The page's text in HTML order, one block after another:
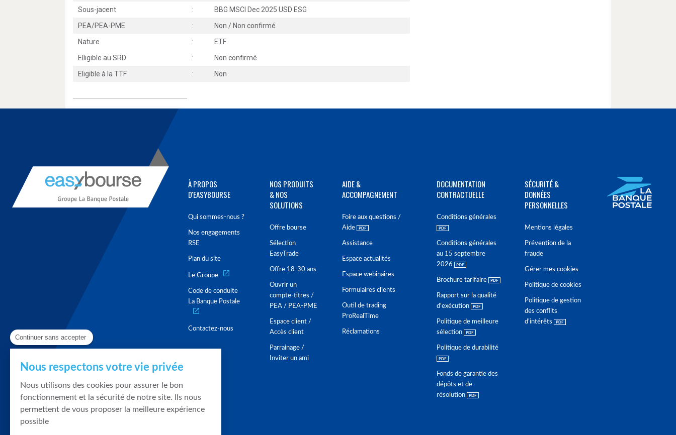
Sous-jacent
:
BBG MSCI Dec 2025 USD ESG
PEA/PEA-PME
:
Non / Non confirmé
Nature
:
ETF
Elligible au SRD
:
Non confirmé
Eligible à la TTF
: Non
À PROPOS
D'EASYBOURSE
Qui sommes-nous ?
Nos engagements
RSE
Plan du site
Le Groupe
Code de conduite
La Banque Postale
Contactez-nous
NOS PRODUITS
& NOS
SOLUTIONS
Offre bourse
Sélection
EasyTrade
Offre 18-30 ans
Ouvrir un
compte-titres /
PEA / PEA-PME
Espace client /
Accès client
Parrainage /
Inviter un ami
AIDE &
ACCOMPAGNEMENT
Foire aux questions /
Aide
Assistance
Espace actualités
Espace webinaires
Formulaires clients
Outil de trading
ProRealTime
Réclamations
DOCUMENTATION
CONTRACTUELLE
Conditions générales
Conditions générales
au 15 septembre
2026
Brochure tarifaire
Rapport sur la qualité
d'exécution
Politique de meilleure
sélection
Politique de durabilité
Fonds de garantie des
dépôts et de
résolution
SÉCURITÉ &
DONNÉES
PERSONNELLES
Mentions légales
Prévention de la
fraude
Gérer mes cookies
Politique de cookies
Politique de gestion
des conflits
d'intérêts
Continuer sans accepter
Nous respectons votre vie privée
Nous utilisons des cookies pour assurer le bon
fonctionnement et la sécurité de notre site. Ils nous
permettent de vous proposer la meilleure expérience
possible